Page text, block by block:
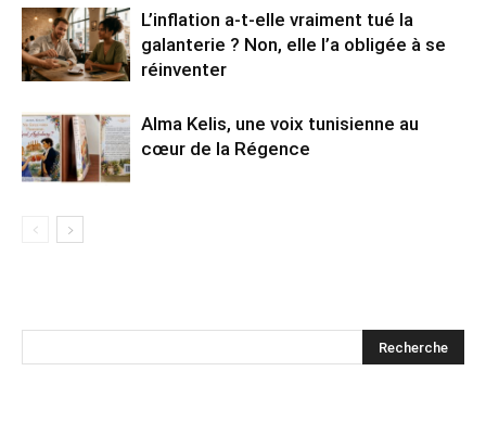
L’inflation a-t-elle vraiment tué la
galanterie ? Non, elle l’a obligée à se
réinventer
Alma Kelis, une voix tunisienne au
cœur de la Régence